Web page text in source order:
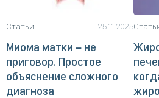
Статьи 25.11.2025
Миома матки − не
приговор. Простое
объяснение сложного
диагноза